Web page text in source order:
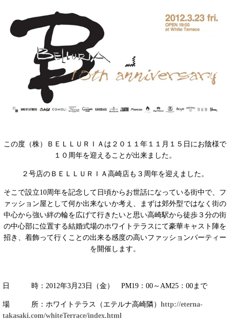
この度（株）ＢＥＬＬＵＲＩＡは２０１１年１１月１５日にお陰様で
１０周年を迎えることが出来ました。
２号店のＢＥＬＬＵＲＩＡ高崎店も３周年を迎えました。
そこで設立10周年を記念して日頃からお世話になっている街中で、フ
ァッション屋として何か出来ないか考え、まずは郊外型ではなく街の
中心から強い絆の輪を広げて行きたいと思い高崎駅から徒歩３分の街
の中心部に位置する結婚式場のホワイトテラスにて豪華キャスト陣を
招き、着飾って行くことの出来る感度の高いファッションパーティー
を開催します。
日 時： 2012年3月 23日（金） PM19 ： 00～ AM25 ： 00まで
場 所：ホワイトテラス（エテルナ高崎隣） http://eterna-
takasaki.com/whiteTerrace/index.html